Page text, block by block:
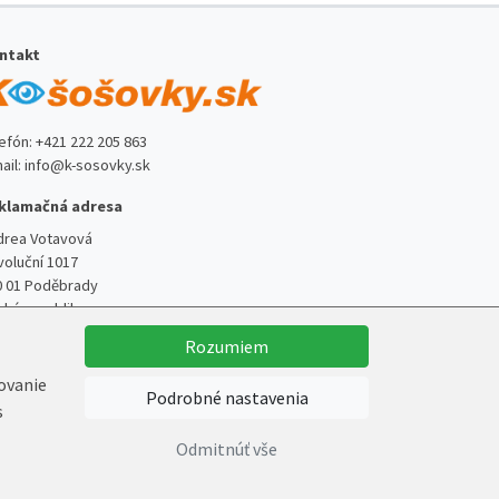
+421 222 205 863
info@k-sosovky.sk
adresa
Votavová
1017
01 Poděbrady
republika
Rozumiem
Podrobné nastavenia
Odmitnúť vše